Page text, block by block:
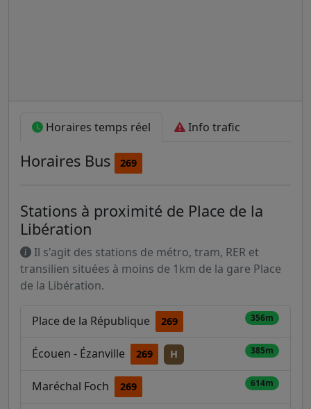
Horaires temps réel Info trafic
Horaires Bus 269
Stations à proximité de Place de la
Libération
Il s'agit des stations de métro, tram, RER et
transilien situées à moins de 1km de la gare Place
de la Libération.
Place de la République 269 356m
Écouen - Ézanville 269 H 385m
Maréchal Foch 269 614m